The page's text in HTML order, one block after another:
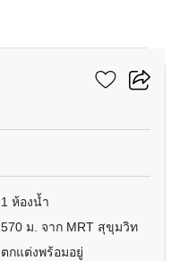
1 ห้องน้ำ
570 ม. จาก MRT สุขุมวิท
ตกแต่งพร้อมอยู่